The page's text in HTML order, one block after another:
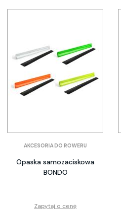
AKCESORIA DO ROWERU
Opaska samozaciskowa
BONDO
Zapytaj o cenę